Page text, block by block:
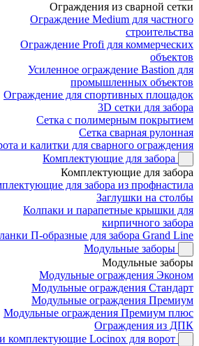
Ограждения из сварной сетки
Ограждение Medium для частного
строительства
Ограждение Profi для коммерческих
объектов
Усиленное ограждение Bastion для
промышленных объектов
Ограждение для спортивных площадок
3D сетки для забора
Сетка с полимерным покрытием
Сетка сварная рулонная
и калитки для сварного ограждения
Комплектующие для забора
Комплектующие для забора
для забора из профнастила
Заглушки на столбы
Колпаки и парапетные крышки для
кирпичного забора
П-образные для забора Grand Line
Модульные заборы
Модульные заборы
Модульные ограждения Эконом
Модульные ограждения Стандарт
Модульные ограждения Премиум
Модульные ограждения Премиум плюс
Ограждения из ДПК
комплектующие Locinox для ворот